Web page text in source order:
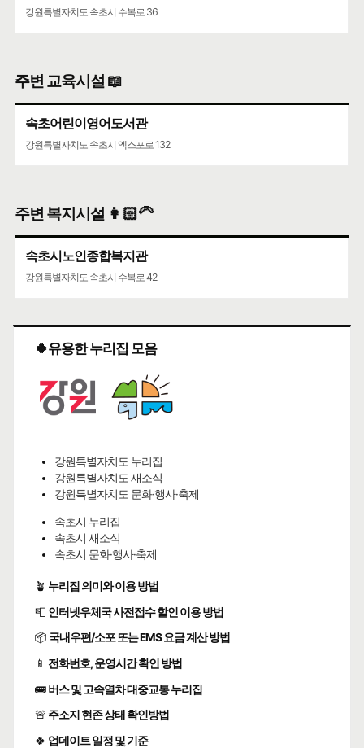
강원특별자치도 속초시 수복로 36
주변 교육시설 📖
속초어린이영어도서관
강원특별자치도 속초시 엑스포로 132
주변 복지시설 👩🏻‍🦳
속초시노인종합복지관
강원특별자치도 속초시 수복로 42
🍀유용한 누리집 모음
강원특별자치도 누리집
강원특별자치도 새소식
강원특별자치도 문화·행사·축제
속초시 누리집
속초시 새소식
속초시 문화·행사·축제
🪴 누리집 의미와 이용 방법
📮 인터넷우체국 사전접수 할인 이용 방법
📦 국내우편/소포 또는 EMS 요금 계산 방법
📱 전화번호, 운영시간 확인 방법
🚌버스 및 고속열차 대중교통 누리집
🚨 주소지 현존 상태 확인방법
🍀 업데이트 일정 및 기준